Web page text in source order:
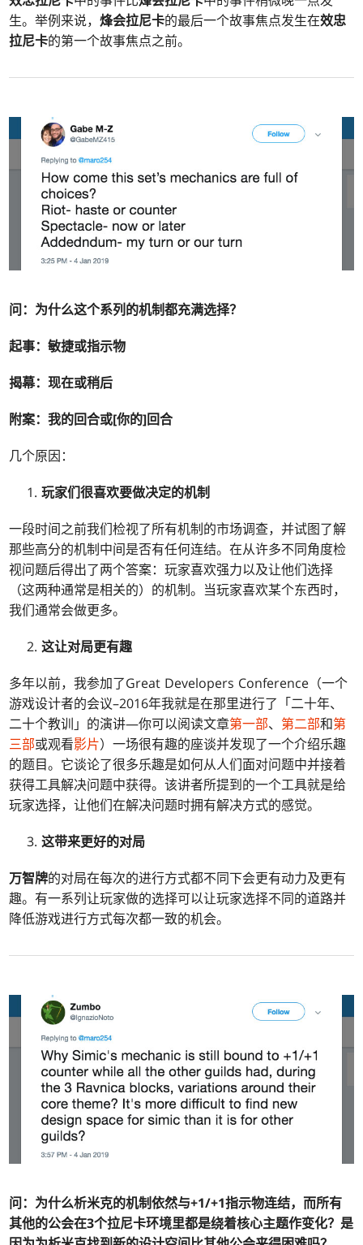
生。举例来说，烽会拉尼卡的最后一个故事焦点发生在效忠
拉尼卡的第一个故事焦点之前。
问：为什么这个系列的机制都充满选择？
起事：敏捷或指示物
揭幕：现在或稍后
附案：我的回合或[你的]回合
几个原因：
玩家们很喜欢要做决定的机制
一段时间之前我们检视了所有机制的市场调查，并试图了解
那些高分的机制中间是否有任何连结。在从许多不同角度检
视问题后得出了两个答案：玩家喜欢强力以及让他们选择
（这两种通常是相关的）的机制。当玩家喜欢某个东西时，
我们通常会做更多。
这让对局更有趣
多年以前，我参加了Great Developers Conference（一个
游戏设计者的会议–2016年我就是在那里进行了「二十年、
二十个教训」的演讲—你可以阅读文章第一部、 第二部和第
三部或观看影片）一场很有趣的座谈并发现了一个介绍乐趣
的题目。它谈论了很多乐趣是如何从人们面对问题中并接着
获得工具解决问题中获得。该讲者所提到的一个工具就是给
玩家选择，让他们在解决问题时拥有解决方式的感觉。
这带来更好的对局
万智牌的对局在每次的进行方式都不同下会更有动力及更有
趣。有一系列让玩家做的选择可以让玩家选择不同的道路并
降低游戏进行方式每次都一致的机会。
问： 为什么析米克的机制依然与+1/+1指示物连结，而所有
其他的公会在3个拉尼卡环境里都是绕着核心主题作变化？是